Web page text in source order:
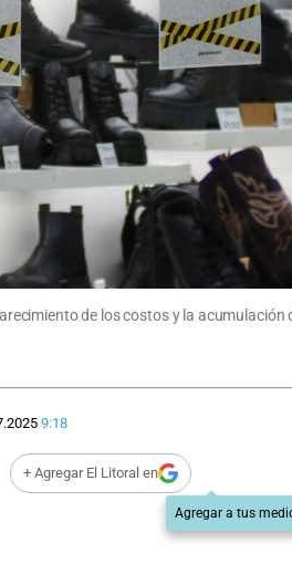
de los costos y la
9:18
+ Agregar El Litoral en
Agregar a tus